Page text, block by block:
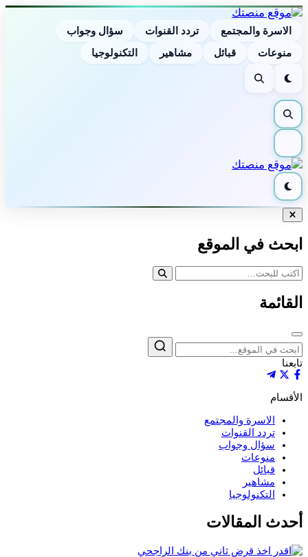
الاسرة والمجتمع تردد القنوات
سؤال وجواب
منوعات
قبائل مشاهير التكنولوجيا
الوضع
بحث
بحث
القائمة
الوضع
الليلي
إغلاق
ابحث في الموقع
القائمة
إغلاق
بحث
تابعنا
الأقسام
الاسرة والمجتمع
تردد القنوات
سؤال وجواب
منوعات
قبائل
مشاهير
التكنولوجيا
أحدث المقالات